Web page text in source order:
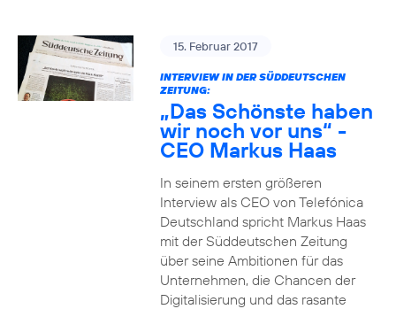
15. Februar 2017
INTERVIEW IN DER SÜDDEUTSCHEN
ZEITUNG:
„Das Schönste haben
wir noch vor uns“ -
CEO Markus Haas
In seinem ersten größeren
Interview als CEO von Telefónica
Deutschland spricht Markus Haas
mit der Süddeutschen Zeitung
über seine Ambitionen für das
Unternehmen, die Chancen der
Digitalisierung und das rasante